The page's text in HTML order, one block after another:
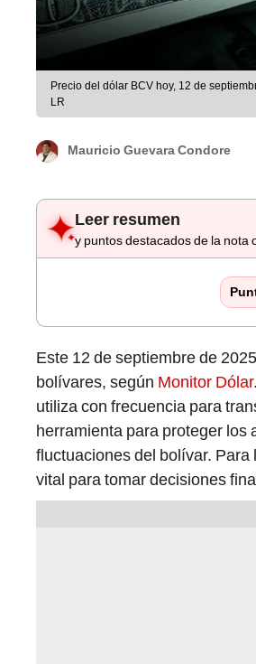
Precio del dólar BCV hoy, 12 de
LR
Mauricio Guevara Condore
Leer resumen
y puntos destacados de la nota
Este 12 de septiembre de
bolívares, según Monitor Dólar
utiliza con frecuencia para
herramienta para proteger los
fluctuaciones del bolívar.
vital para tomar decisiones